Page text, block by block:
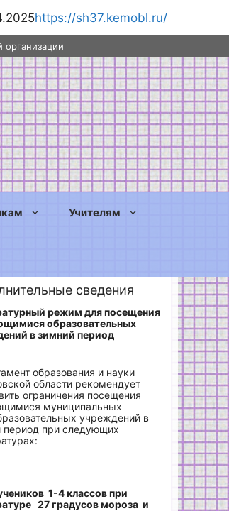
https://sh37.kemobl.ru/
организации
Учителям
сведения
режим для посещения
образовательных
в зимний период
образования и науки
области рекомендует
ограничения посещения
муниципальных
учреждений в
период при следующих
1-4 классов при
27 градусов мороза и